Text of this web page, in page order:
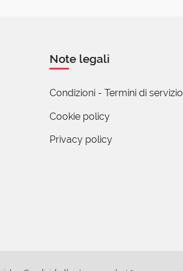
Note legali
Condizioni - Termini di servizio
Cookie policy
Privacy policy